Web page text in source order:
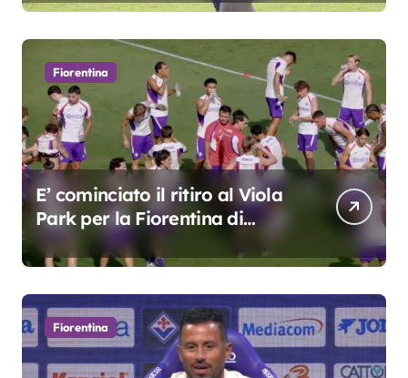
Fiorentina
E’ cominciato il ritiro al Viola
Park per la Fiorentina di
Grosso
Fiorentina